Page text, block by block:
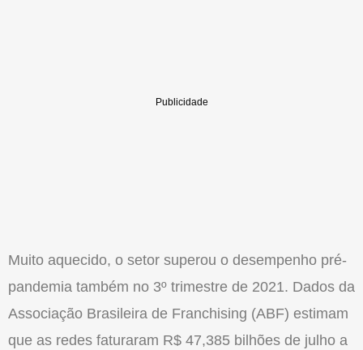
Muito aquecido, o setor superou o desempenho pré-
pandemia também no 3º trimestre de 2021. Dados da
Associação Brasileira de Franchising (ABF) estimam
que as redes faturaram R$ 47,385 bilhões de julho a